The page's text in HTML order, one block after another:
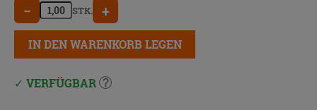
− STK. +
IN DEN WARENKORB LEGEN
VERFÜGBAR